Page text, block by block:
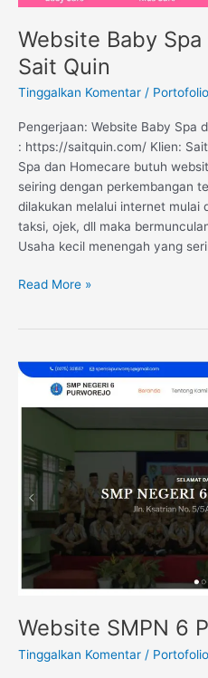
Website Baby
Sait Quin
Tinggalkan Komentar / Portofolio
Pengerjaan: Website Baby Spa
: https://saitquin.com/ Klien:
Spa dan Homecare butuh
seiring dengan perkembangan
dilakukan melalui internet mulai
taksi, ojek, dll maka
Usaha kecil menengah yang
Read More »
Website SMPN 6
Tinggalkan Komentar / Portofolio
Website
SMPN
6
Purworejo